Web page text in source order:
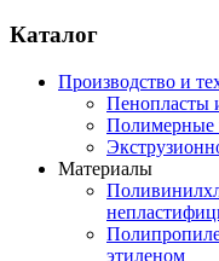
Каталог
Производство и
Пенопласты
Полимерные
Материалы
этиленом